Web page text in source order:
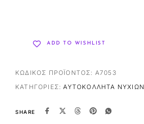
ADD TO WISHLIST
ΚΩΔΙΚΌΣ ΠΡΟΪΌΝΤΟΣ: A7053
ΚΑΤΗΓΟΡΊΕΣ:ΑΥΤΟΚΌΛΛΗΤΑ ΝΥΧΙΏΝ
SHARE